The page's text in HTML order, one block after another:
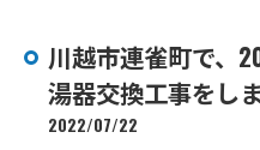
川越市連雀町で、
湯器交換工事をし
2022/07/22